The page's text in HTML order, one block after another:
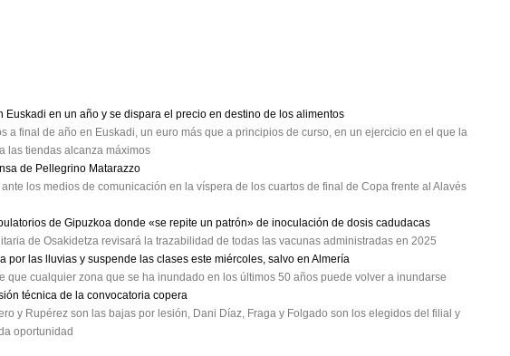
Euskadi en un año y se dispara el precio en destino de los alimentos
a final de año en Euskadi, un euro más que a principios de curso, en un ejercicio en el que la
las tiendas alcanza máximos
de Pellegrino Matarazzo
los medios de comunicación en la víspera de los cuartos de final de Copa frente al Alavés
de Gipuzkoa donde «se repite un patrón» de inoculación de dosis cadudacas
de Osakidetza revisará la trazabilidad de todas las vacunas administradas en 2025
por las lluvias y suspende las clases este miércoles, salvo en Almería
que cualquier zona que se ha inundado en los últimos 50 años puede volver a inundarse
técnica de la convocatoria copera
y Rupérez son las bajas por lesión, Dani Díaz, Fraga y Folgado son los elegidos del filial y
oportunidad